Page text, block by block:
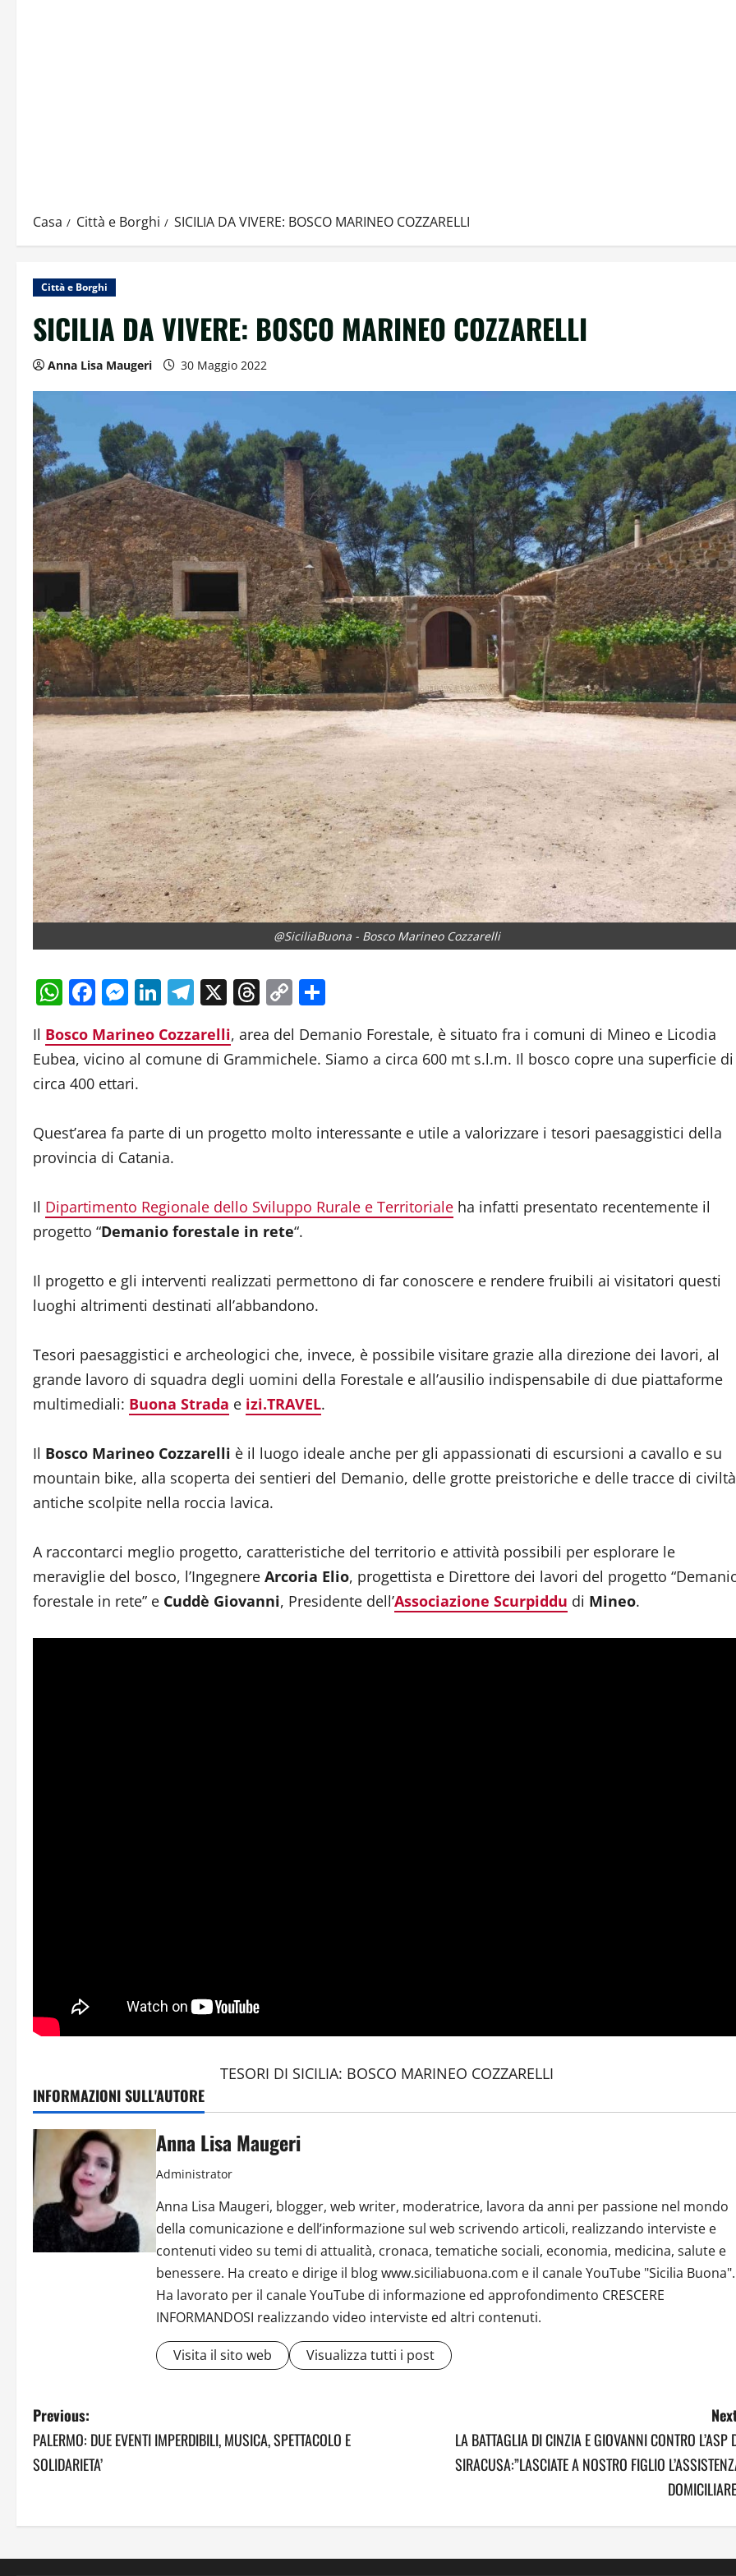
Casa Città e Borghi SICILIA DA VIVERE: BOSCO MARINEO COZZARELLI
Città e Borghi
SICILIA DA VIVERE: BOSCO MARINEO COZZARELLI
Anna Lisa Maugeri 30 Maggio 2022
@SiciliaBuona - Bosco Marineo Cozzarelli
WhatsApp
Facebook
Messenger
LinkedIn
Telegram
X Threads
Copy
Il Bosco Marineo Cozzarelli, area del Demanio Forestale, è situato fra i comuni di Mineo e Licodia
Eubea, vicino al comune di Grammichele. Siamo a circa 600 mt s.l.m. Il bosco copre una superficie di
circa 400 ettari.
Quest’area fa parte di un progetto molto interessante e utile a valorizzare i tesori paesaggistici della
provincia di Catania.
Il Dipartimento Regionale dello Sviluppo Rurale e Territoriale ha infatti presentato recentemente il
progetto “Demanio forestale in rete“.
Il progetto e gli interventi realizzati permettono di far conoscere e rendere fruibili ai visitatori questi
luoghi altrimenti destinati all’abbandono.
Tesori paesaggistici e archeologici che, invece, è possibile visitare grazie alla direzione dei lavori, al
grande lavoro di squadra degli uomini della Forestale e all’ausilio indispensabile di due piattaforme
multimediali: Buona Strada e izi.TRAVEL.
Il Bosco Marineo Cozzarelli è il luogo ideale anche per gli appassionati di escursioni a cavallo e su
mountain bike, alla scoperta dei sentieri del Demanio, delle grotte preistoriche e delle tracce di civiltà
antiche scolpite nella roccia lavica.
A raccontarci meglio progetto, caratteristiche del territorio e attività possibili per esplorare le
meraviglie del bosco, l’Ingegnere Arcoria Elio, progettista e Direttore dei lavori del progetto
forestale in rete” e Cuddè Giovanni, Presidente dell’Associazione Scurpiddu di Mineo.
TESORI DI SICILIA: BOSCO MARINEO COZZARELLI
INFORMAZIONI SULL'AUTORE
Anna Lisa Maugeri
Administrator
Anna Lisa Maugeri, blogger, web writer, moderatrice, lavora da anni per passione nel mondo
della comunicazione e dell’informazione sul web scrivendo articoli, realizzando interviste e
contenuti video su temi di attualità, cronaca, tematiche sociali, economia, medicina, salute e
benessere. Ha creato e dirige il blog www.siciliabuona.com e il canale YouTube "Sicilia Buona".
Ha lavorato per il canale YouTube di informazione ed approfondimento CRESCERE
INFORMANDOSI realizzando video interviste ed altri contenuti.
Visita il sito web Visualizza tutti i post
P
o
t
n
Previous:
PALERMO: DUE EVENTI IMPERDIBILI, MUSICA, SPETTACOLO E
SOLIDARIETA’
LA BATTAGLIA DI CINZIA E GIOVANNI CONTRO L’ASP
SIRACUSA:”LASCIATE A NOSTRO FIGLIO